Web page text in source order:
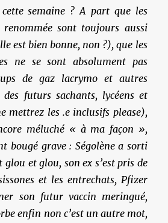
semaine ? A part que les
sont toujours aussi
est bien bonne, non ?), que les
ne se sont absolument pas
de gaz lacrymo et autres
des futurs sachants, lycéens et
mettrez les .e inclusifs please),
méluché « à ma façon »,
bougé grave : Ségolène a sorti
glou et glou, son ex s’est pris de
et les entrechats, Pfizer
son futur vaccin meringué,
enfin non c’est un autre mot,